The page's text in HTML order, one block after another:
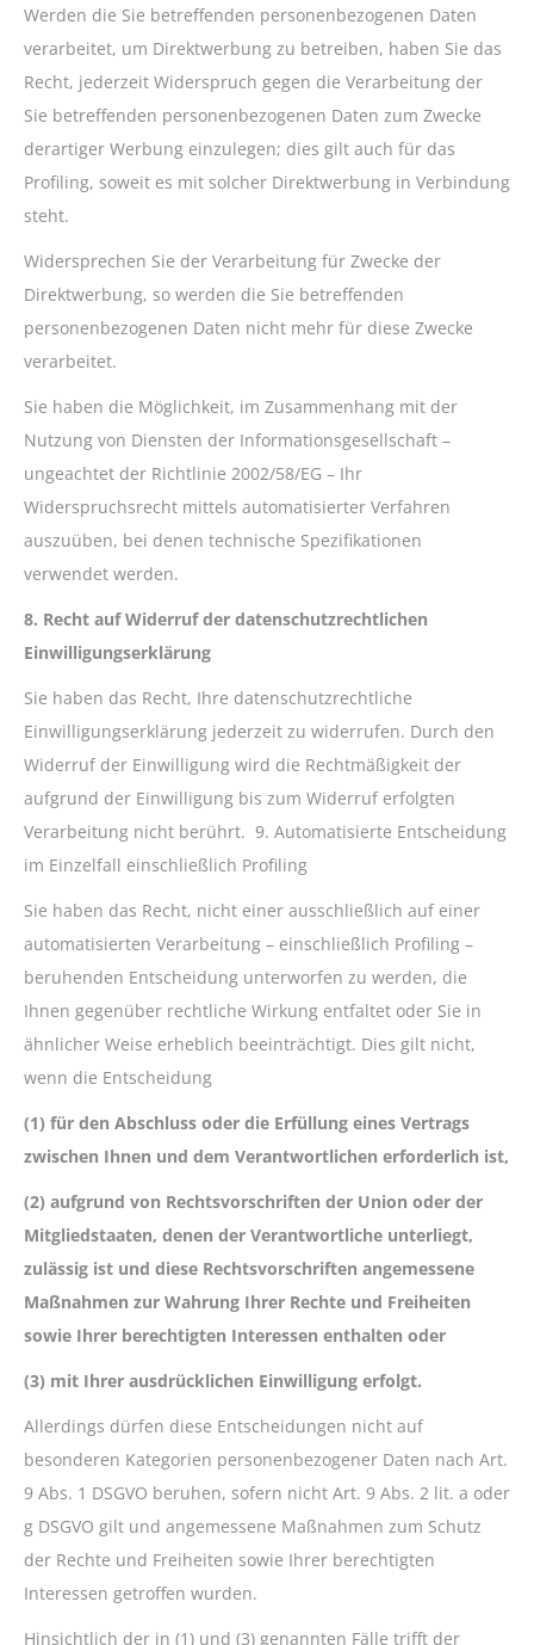
Werden die Sie betreffenden personenbezogenen Daten
verarbeitet, um Direktwerbung zu betreiben, haben Sie das
Recht, jederzeit Widerspruch gegen die Verarbeitung der
Sie betreffenden personenbezogenen Daten zum Zwecke
derartiger Werbung einzulegen; dies gilt auch für das
Profiling, soweit es mit solcher Direktwerbung in Verbindung
steht.
Widersprechen Sie der Verarbeitung für Zwecke der
Direktwerbung, so werden die Sie betreffenden
personenbezogenen Daten nicht mehr für diese Zwecke
verarbeitet.
Sie haben die Möglichkeit, im Zusammenhang mit der
Nutzung von Diensten der Informationsgesellschaft –
ungeachtet der Richtlinie 2002/58/EG – Ihr
Widerspruchsrecht mittels automatisierter Verfahren
auszuüben, bei denen technische Spezifikationen
verwendet werden.
8. Recht auf Widerruf der datenschutzrechtlichen
Einwilligungserklärung
Sie haben das Recht, Ihre datenschutzrechtliche
Einwilligungserklärung jederzeit zu widerrufen. Durch den
Widerruf der Einwilligung wird die Rechtmäßigkeit der
aufgrund der Einwilligung bis zum Widerruf erfolgten
Verarbeitung nicht berührt. 9. Automatisierte Entscheidung
im Einzelfall einschließlich Profiling
Sie haben das Recht, nicht einer ausschließlich auf einer
automatisierten Verarbeitung – einschließlich Profiling –
beruhenden Entscheidung unterworfen zu werden, die
Ihnen gegenüber rechtliche Wirkung entfaltet oder Sie in
ähnlicher Weise erheblich beeinträchtigt. Dies gilt nicht,
wenn die Entscheidung
(1) für den Abschluss oder die Erfüllung eines Vertrags
zwischen Ihnen und dem Verantwortlichen erforderlich ist,
(2) aufgrund von Rechtsvorschriften der Union oder der
Mitgliedstaaten, denen der Verantwortliche unterliegt,
zulässig ist und diese Rechtsvorschriften angemessene
Maßnahmen zur Wahrung Ihrer Rechte und Freiheiten
sowie Ihrer berechtigten Interessen enthalten oder
(3) mit Ihrer ausdrücklichen Einwilligung erfolgt.
Allerdings dürfen diese Entscheidungen nicht auf
besonderen Kategorien personenbezogener Daten nach Art.
9 Abs. 1 DSGVO beruhen, sofern nicht Art. 9 Abs. 2 lit. a oder
g DSGVO gilt und angemessene Maßnahmen zum Schutz
der Rechte und Freiheiten sowie Ihrer berechtigten
Interessen getroffen wurden.
Hinsichtlich der in (1) und (3) genannten Fälle trifft der